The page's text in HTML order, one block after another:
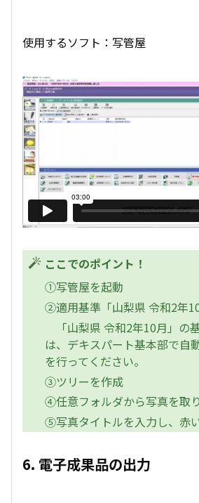
使用するソフト：写管屋
ここでのポイント！
①写管屋を起動
②適用基準「山梨県 令和2年
「山梨県 令和2年10月」の
は、デキスパート基本部で自
を行ってください。
③ツリーを作成
④任意フォルダから写真を取
⑤写真タイトルを入力し、赤
6. 電子成果品の出力